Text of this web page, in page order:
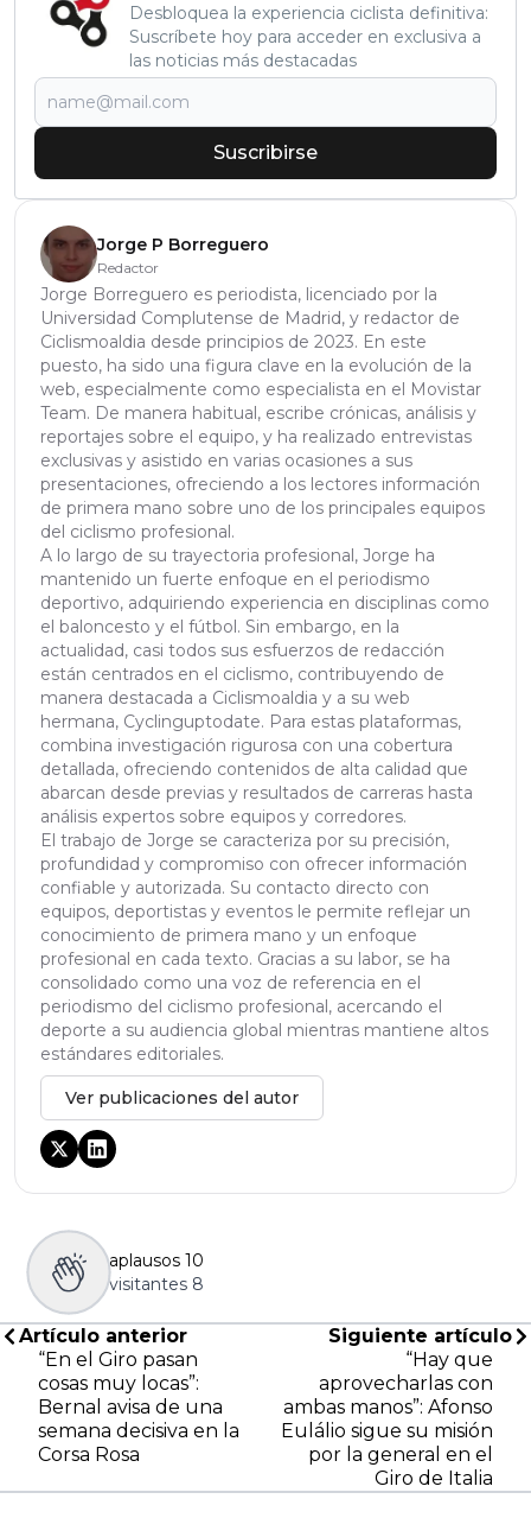
Desbloquea la experiencia ciclista definitiva:
Suscríbete hoy para acceder en exclusiva a
las noticias más destacadas
Suscribirse
Jorge P Borreguero
Redactor
Jorge Borreguero es periodista, licenciado por la
Universidad Complutense de Madrid, y redactor de
Ciclismoaldia desde principios de 2023. En este
puesto, ha sido una figura clave en la evolución de la
web, especialmente como especialista en el Movistar
Team. De manera habitual, escribe crónicas, análisis y
reportajes sobre el equipo, y ha realizado entrevistas
exclusivas y asistido en varias ocasiones a sus
presentaciones, ofreciendo a los lectores información
de primera mano sobre uno de los principales equipos
del ciclismo profesional.
A lo largo de su trayectoria profesional, Jorge ha
mantenido un fuerte enfoque en el periodismo
deportivo, adquiriendo experiencia en disciplinas como
el baloncesto y el fútbol. Sin embargo, en la
actualidad, casi todos sus esfuerzos de redacción
están centrados en el ciclismo, contribuyendo de
manera destacada a Ciclismoaldia y a su web
hermana, Cyclinguptodate. Para estas plataformas,
combina investigación rigurosa con una cobertura
detallada, ofreciendo contenidos de alta calidad que
abarcan desde previas y resultados de carreras hasta
análisis expertos sobre equipos y corredores.
El trabajo de Jorge se caracteriza por su precisión,
profundidad y compromiso con ofrecer información
confiable y autorizada. Su contacto directo con
equipos, deportistas y eventos le permite reflejar un
conocimiento de primera mano y un enfoque
profesional en cada texto. Gracias a su labor, se ha
consolidado como una voz de referencia en el
periodismo del ciclismo profesional, acercando el
deporte a su audiencia global mientras mantiene altos
estándares editoriales.
Ver publicaciones del autor
aplausos 10
visitantes 8
Artículo anterior
“En el Giro pasan
cosas muy locas”:
Bernal avisa de una
semana decisiva en la
Corsa Rosa
Siguiente artículo
“Hay que
aprovecharlas con
ambas manos”: Afonso
Eulálio sigue su misión
por la general en el
Giro de Italia